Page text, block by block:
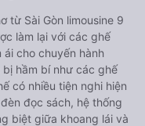
từ Sài Gòn limousine 9
làm lại với các ghế
cho chuyến hành
hầm bí như các ghế
có nhiều tiện nghi hiện
đọc sách, hệ thống
biệt giữa khoang lái và